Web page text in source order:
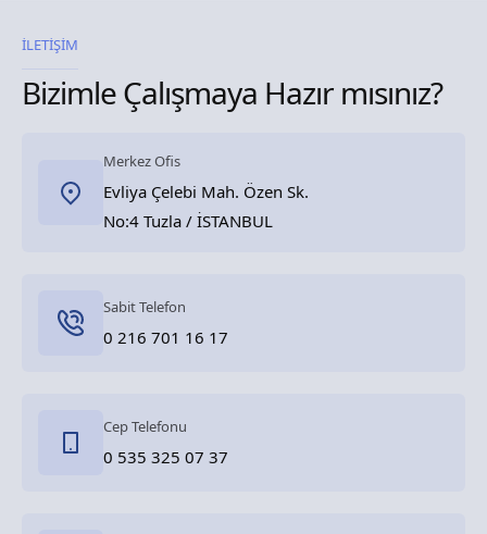
İLETİŞİM
Bizimle Çalışmaya Hazır mısınız?
Merkez Ofis
Evliya Çelebi Mah. Özen Sk.
No:4 Tuzla / İSTANBUL
Sabit Telefon
0 216 701 16 17
Cep Telefonu
0 535 325 07 37